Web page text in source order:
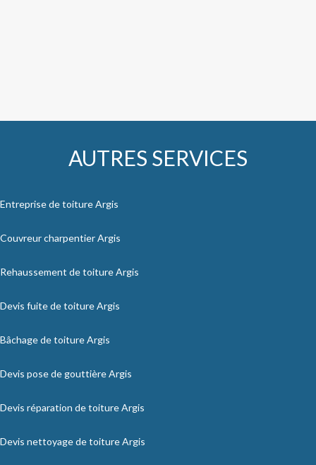
AUTRES SERVICES
Entreprise de toiture Argis
Couvreur charpentier Argis
Rehaussement de toiture Argis
Devis fuite de toiture Argis
Bâchage de toiture Argis
Devis pose de gouttière Argis
Devis réparation de toiture Argis
Devis nettoyage de toiture Argis